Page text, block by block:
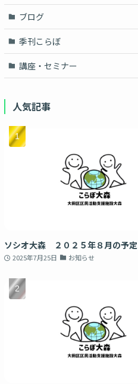
ブログ
季刊こらぼ
講座・セミナー
人気記事
ソシオ大森 ２０２５年８月の予定
2025年7月25日 お知らせ